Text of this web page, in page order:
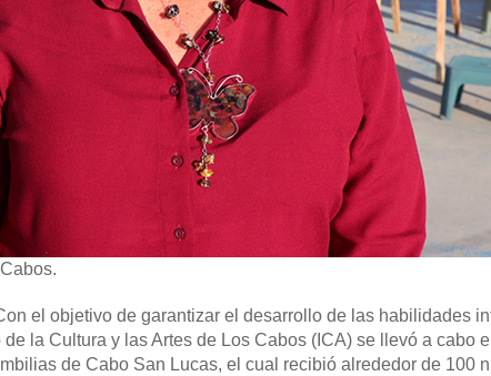
el objetivo de garantizar el desarrollo de las habilidades
la Cultura y las Artes de Los Cabos (ICA) se llevó a cabo
de Cabo San Lucas, el cual recibió alrededor de 100